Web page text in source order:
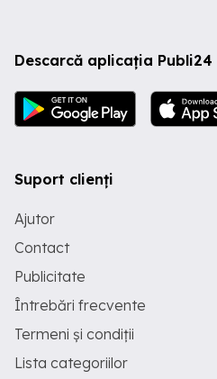
Descarcă aplicația Publi24
Suport clienți
Ajutor
Contact
Publicitate
Întrebări frecvente
Termeni și condiții
Lista categoriilor